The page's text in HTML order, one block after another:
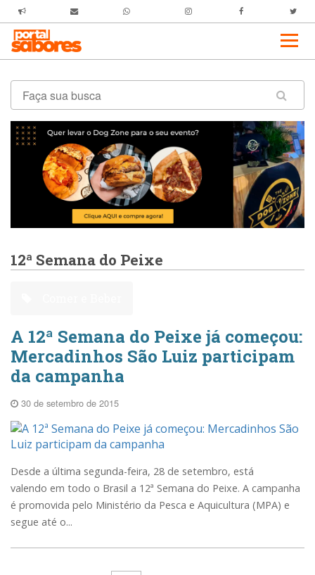
12ª Semana do Peixe
A 12ª Semana do Peixe já começou:
Mercadinhos São Luiz participam
da campanha
30 de setembro de 2015
Desde a última segunda-feira, 28 de setembro, está
valendo em todo o Brasil a 12ª Semana do Peixe. A campanha
é promovida pelo Ministério da Pesca e Aquicultura (MPA) e
segue até o...